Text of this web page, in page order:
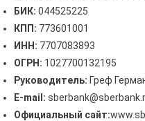
БИК: 044525225
КПП: 773601001
ИНН: 7707083893
ОГРН: 1027700132195
Руководитель: Греф
E-mail:
Официальный сайт: